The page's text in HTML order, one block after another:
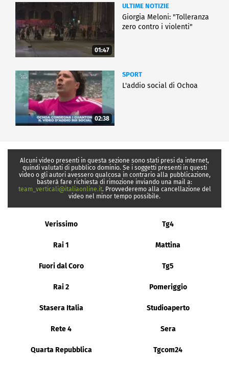
01:47
ULTIME NOTIZIE
Giorgia Meloni: "Tolleranza
zero contro i violenti"
02:38
SPORT
L'addio social di Ochoa
Alcuni video presenti in questa sezione sono stati presi da internet,
quindi valutati di pubblico dominio. Se i soggetti presenti in questi
video o gli autori avessero qualcosa in contrario alla pubblicazione,
basterà fare richiesta di rimozione inviando una mail a:
team_verticali@italiaonline.it. Provvederemo alla cancellazione del
video nel minor tempo possibile.
Verissimo Tg4
Rai 1 Mattina
Fuori dal Coro Tg5
Rai 2 Pomeriggio
Stasera Italia Studioaperto
Rete 4 Sera
Quarta Repubblica Tgcom24